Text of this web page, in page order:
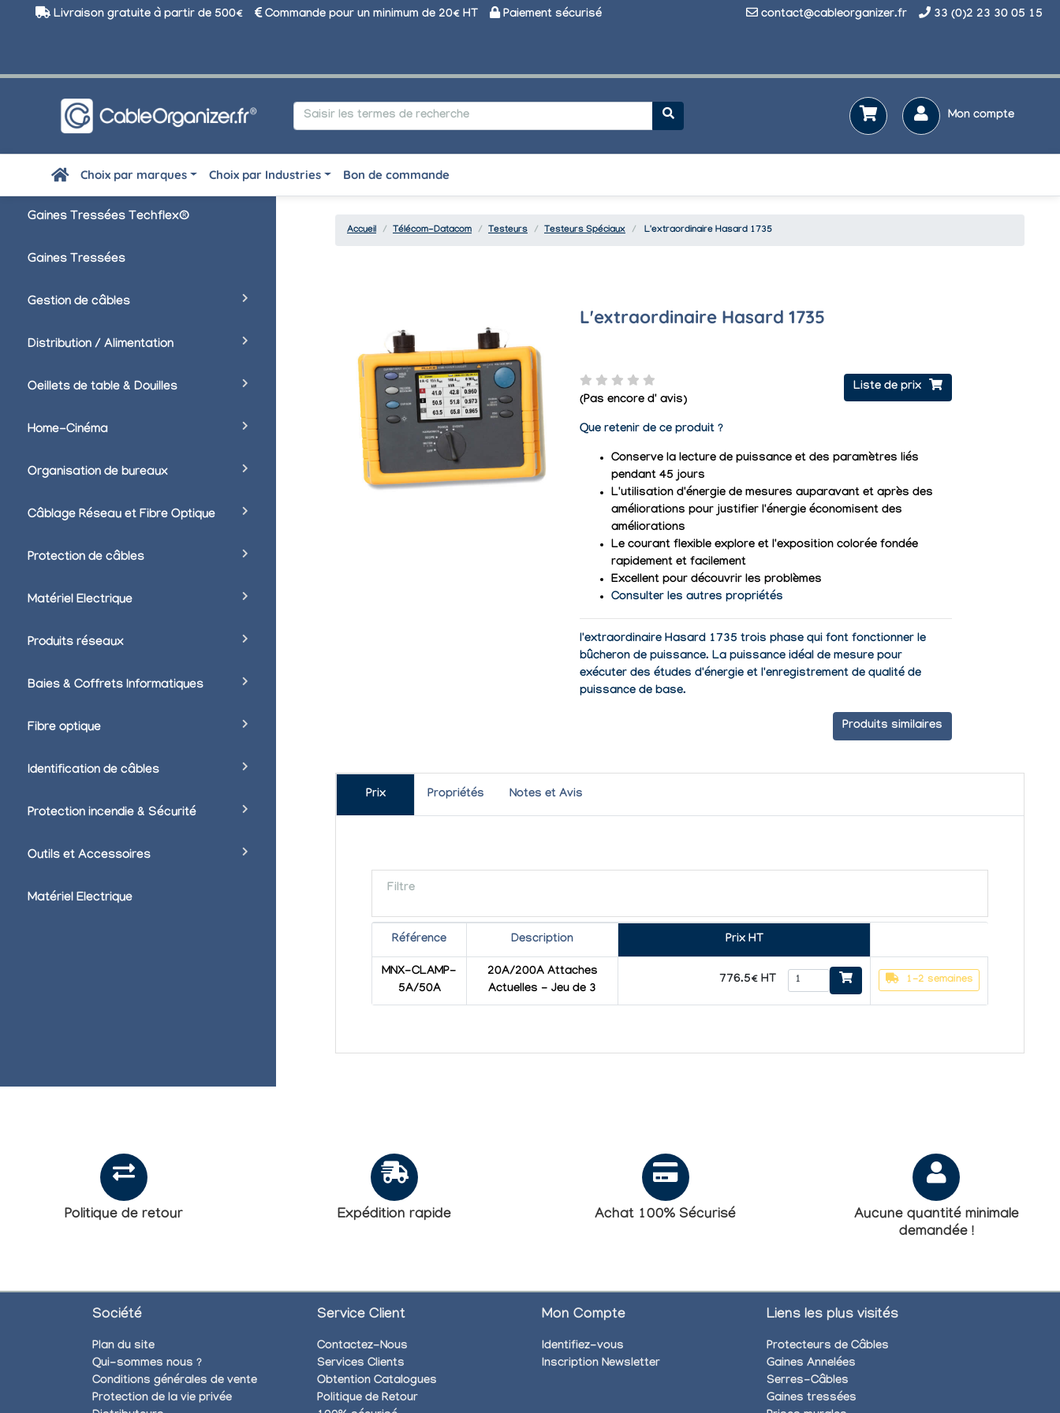
Livraison gratuite à partir de 500€ Commande pour un minimum de 20€ HT Paiement sécurisé contact@cableorganizer.fr 33 (0)2 23 30 05 15
Mon compte
Choix par marques Choix par Industries Bon de commande
Gaines Tressées Techflex®
Gaines Tressées
Gestion de câbles
Distribution / Alimentation
Oeillets de table & Douilles
Home-Cinéma
Organisation de bureaux
Câblage Réseau et Fibre Optique
Protection de câbles
Matériel Electrique
Produits réseaux
Baies & Coffrets Informatiques
Fibre optique
Identification de câbles
Protection incendie & Sécurité
Outils et Accessoires
Matériel Electrique
Accueil Télécom-Datacom Testeurs Testeurs Spéciaux L'extraordinaire Hasard 1735
L'extraordinaire Hasard 1735
(Pas encore d' avis)
Liste de prix
Que retenir de ce produit ?
Conserve la lecture de puissance et des paramètres liés
pendant 45 jours
L'utilisation d'énergie de mesures auparavant et après des
améliorations pour justifier l'énergie économisent des
améliorations
Le courant flexible explore et l'exposition colorée fondée
rapidement et facilement
Excellent pour découvrir les problèmes
Consulter les autres propriétés
l'extraordinaire Hasard 1735 trois phase qui font fonctionner le
bûcheron de puissance. La puissance idéal de mesure pour
exécuter des études d'énergie et l'enregistrement de qualité de
puissance de base.
Produits similaires
Prix Propriétés Notes et Avis
Filtre
Référence Description Prix HT
MNX-CLAMP-
5A/50A
20A/200A Attaches
Actuelles - Jeu de 3
776.5€ HT 1-2 semaines
Politique de retour Expédition rapide Achat 100% Sécurisé
Aucune quantité minimale
demandée !
Société
Plan du site
Qui-sommes nous ?
Conditions générales de vente
Protection de la vie privée
Service Client
Contactez-Nous
Services Clients
Obtention Catalogues
Politique de Retour
Mon Compte
Identifiez-vous
Inscription Newsletter
Liens les plus visités
Protecteurs de Câbles
Gaines Annelées
Serres-Câbles
Gaines tressées